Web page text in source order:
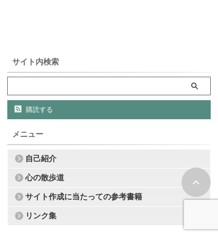
サイト内検索
購読する
メニュー
自己紹介
心の散歩道
サイト作成に当たっての参考書籍
リンク集